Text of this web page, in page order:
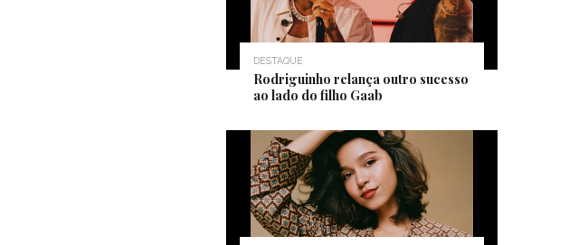
DESTAQUE
Rodriguinho relança outro sucesso
ao lado do filho Gaab